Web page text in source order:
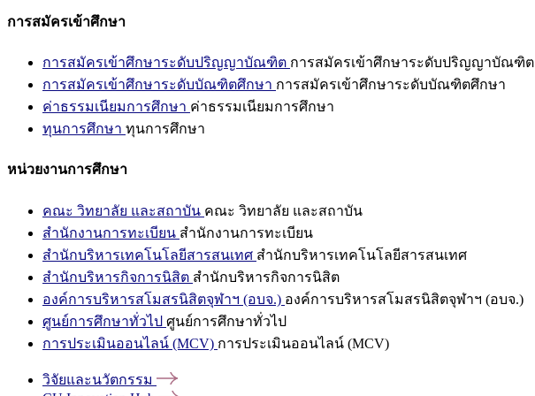
การสมัครเข้าศึกษา
การสมัครเข้าศึกษาระดับปริญญาบัณฑิต การสมัครเข้าศึกษาระดับปริญญาบัณฑิต
การสมัครเข้าศึกษาระดับบัณฑิตศึกษา การสมัครเข้าศึกษาระดับบัณฑิตศึกษา
ค่าธรรมเนียมการศึกษา ค่าธรรมเนียมการศึกษา
ทุนการศึกษา ทุนการศึกษา
หน่วยงานการศึกษา
คณะ วิทยาลัย และสถาบัน คณะ วิทยาลัย และสถาบัน
สำนักงานการทะเบียน สำนักงานการทะเบียน
สำนักบริหารเทคโนโลยีสารสนเทศ สำนักบริหารเทคโนโลยีสารสนเทศ
สำนักบริหารกิจการนิสิต สำนักบริหารกิจการนิสิต
องค์การบริหารสโมสรนิสิตจุฬาฯ (อบจ.) องค์การบริหารสโมสรนิสิตจุฬาฯ (อบจ.)
ศูนย์การศึกษาทั่วไป ศูนย์การศึกษาทั่วไป
การประเมินออนไลน์ (MCV) การประเมินออนไลน์ (MCV)
วิจัยและนวัตกรรม